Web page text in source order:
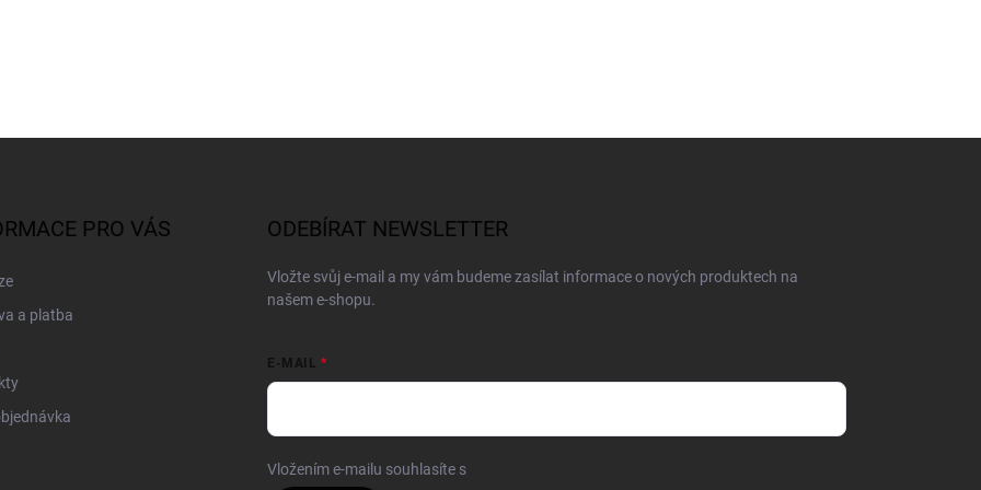
PRO VÁS
a platba
ODEBÍRAT NEWSLETTER
Vložte svůj e-mail a my vám budeme zasílat informace o nových produktech na
našem e-shopu.
E-MAIL
Vložením e-mailu souhlasíte s